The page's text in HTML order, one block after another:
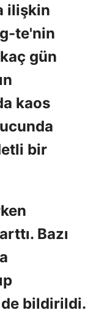
ilişkin
te'nin
gün
kaos
bir
Bazı
de bildirildi.